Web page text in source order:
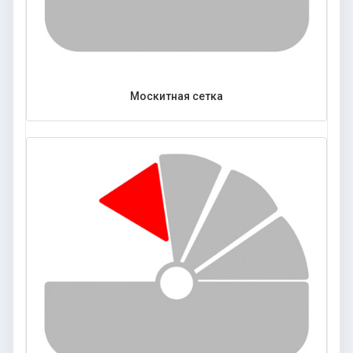
Москитная сетка